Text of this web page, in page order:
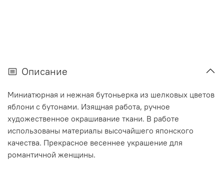
Описание
Миниатюрная и нежная бутоньерка из шелковых цветов
яблони с бутонами. Изящная работа, ручное
художественное окрашивание ткани. В работе
использованы материалы высочайшего японского
качества. Прекрасное весеннее украшение для
романтичной женщины.